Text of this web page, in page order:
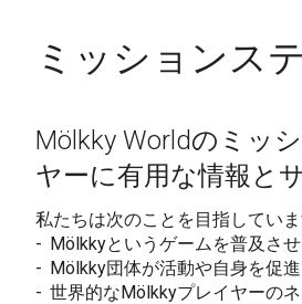
ミッションス
Mölkky Worldのミッ
ヤーに有用な情報と
私たちは次のことを目指してい
Mölkkyというゲームを普及さ
Mölkky団体が活動や自身を促
世界的なMölkkyプレイヤーの